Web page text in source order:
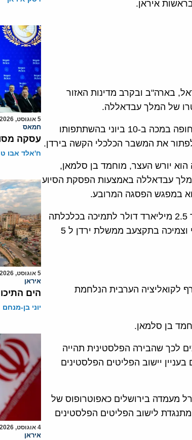
איראן.
בארה"ב ובקרב מדינות האזור
של המלך עבדאללה.
לכן נזעק מלך סעודיה, סלאמן בן עבד אלעזיז לארגן פגישת פסגה דחופה במכה ב-10 ביוני בהשתתפותו
לפתור את המשבר הכלכלי הקשה בירדן.
הוא יורש העצר, מוחמד בן סלמאן,
עבדאללה באמצעות הפסקת הסיוע
במפגש הפסגה המרובע.
בתום מפגש הפסגה פורסמה הודעה כי ירדן תקבל חבילת סיוע בסך 2.5 מיליארד דולר לתמיכה בכלכלתה
שיופקדו בבנק המרכזי של ירדן,היא תקבל גם ערבויות בבנק העולמי וצמיכה בתקצעב ממשלת ירדן ל 5
לקואליציה הערבית הנלחמת
בן סלמאן.
לכך שהבירה הפלסטינית תהייה
יישוב הפליטים הפלסטינים
מעמדה בירושלים כאפוטרופוס של
הקדושים כפי שהוסכם בהסכם השלום ע ישראל ב-1994 ומתנגדת לישוב הפליטים הפלסטינים
5 אוגוסט, 2026
חמאס
עסקה
ח'אלד אבו
5 אוגוסט, 2026
איראן
הים
יוני בן-מנחם
4 אוגוסט, 2026
איראן